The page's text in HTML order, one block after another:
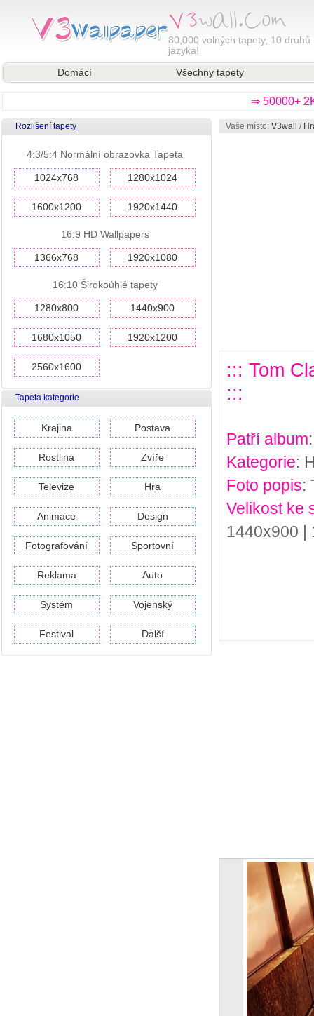
80,000 volných tapety, 10 druhů
jazyka!
Domácí
Všechny tapety
⇒ 50000+
Rozlišení tapety
4:3/5:4 Normální obrazovka Tapeta
1024x768 1280x1024
1600x1200 1920x1440
16:9 HD Wallpapers
1366x768 1920x1080
16:10 Širokoúhlé tapety
1280x800 1440x900
1680x1050 1920x1200
2560x1600
Tapeta kategorie
Krajina Postava
Rostlina Zvíře
Televize Hra
Animace Design
Fotografování Sportovní
Reklama Auto
Systém Vojenský
Festival Další
Vaše místo: V3wall /
::: Tom
:::
Patří album
Kategorie:
Foto popis:
Velikost ke
1440x900 |